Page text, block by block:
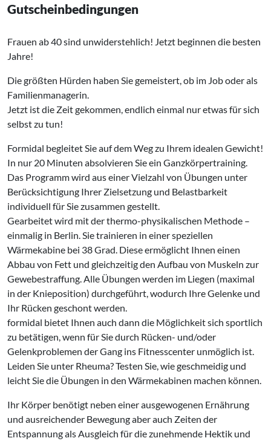
Gutscheinbedingungen
Frauen ab 40 sind unwiderstehlich! Jetzt beginnen die besten
Jahre!
Die größten Hürden haben Sie gemeistert, ob im Job oder als
Familienmanagerin.
Jetzt ist die Zeit gekommen, endlich einmal nur etwas für sich
selbst zu tun!
Formidal begleitet Sie auf dem Weg zu Ihrem idealen Gewicht!
In nur 20 Minuten absolvieren Sie ein Ganzkörpertraining.
Das Programm wird aus einer Vielzahl von Übungen unter
Berücksichtigung Ihrer Zielsetzung und Belastbarkeit
individuell für Sie zusammen gestellt.
Gearbeitet wird mit der thermo-physikalischen Methode –
einmalig in Berlin. Sie trainieren in einer speziellen
Wärmekabine bei 38 Grad. Diese ermöglicht Ihnen einen
Abbau von Fett und gleichzeitig den Aufbau von Muskeln zur
Gewebestraffung. Alle Übungen werden im Liegen (maximal
in der Knieposition) durchgeführt, wodurch Ihre Gelenke und
Ihr Rücken geschont werden.
formidal bietet Ihnen auch dann die Möglichkeit sich sportlich
zu betätigen, wenn für Sie durch Rücken- und/oder
Gelenkproblemen der Gang ins Fitnesscenter unmöglich ist.
Leiden Sie unter Rheuma? Testen Sie, wie geschmeidig und
leicht Sie die Übungen in den Wärmekabinen machen können.
Ihr Körper benötigt neben einer ausgewogenen Ernährung
und ausreichender Bewegung aber auch Zeiten der
Entspannung als Ausgleich für die zunehmende Hektik und